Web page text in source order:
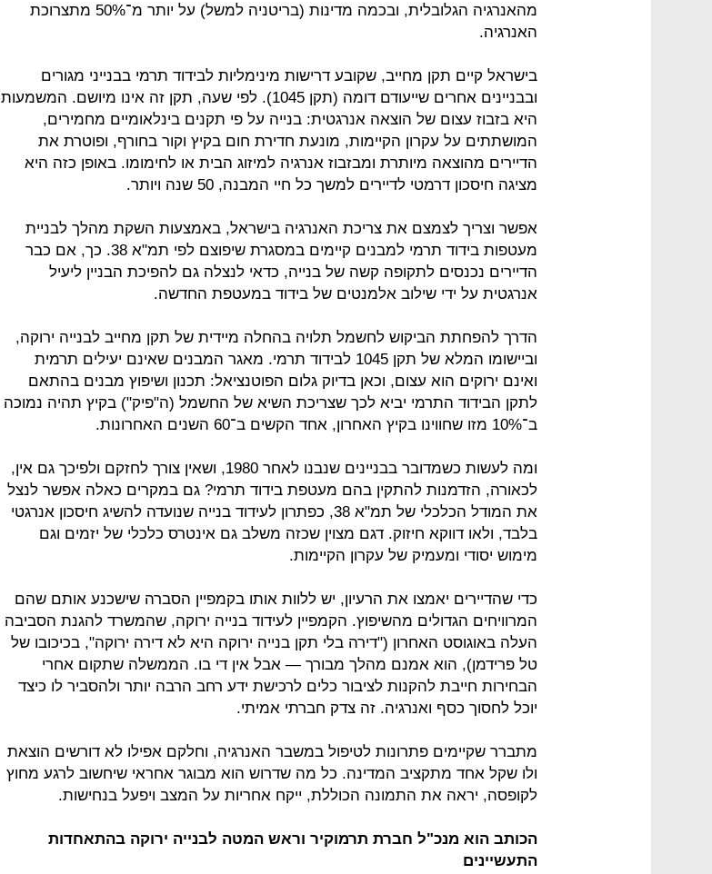
מהאנרגיה הגלובלית, ובכמה מדינות (בריטניה למשל) על יותר מ־50% מתצרוכת
האנרגיה.
בישראל קיים תקן מחייב, שקובע דרישות מינימליות לבידוד תרמי בבנייני מגורים
ובבניינים אחרים שייעודם דומה (תקן 1045). לפי שעה, תקן זה אינו מיושם. המשמעות
היא בזבוז עצום של הוצאה אנרגטית: בנייה על פי תקנים בינלאומיים מחמירים,
המושתתים על עקרון הקיימות, מונעת חדירת חום בקיץ וקור בחורף, ופוטרת את
הדיירים מהוצאה מיותרת ומבזבוז אנרגיה למיזוג הבית או לחימומו. באופן כזה היא
מציגה חיסכון דרמטי לדיירים למשך כל חיי המבנה, 50 שנה ויותר.
אפשר וצריך לצמצם את צריכת האנרגיה בישראל, באמצעות השקת מהלך לבניית
מעטפות בידוד תרמי למבנים קיימים במסגרת שיפוצם לפי תמ"א 38. כך, אם כבר
הדיירים נכנסים לתקופה קשה של בנייה, כדאי לנצלה גם להפיכת הבניין ליעיל
אנרגטית על ידי שילוב אלמנטים של בידוד במעטפת החדשה.
הדרך להפחתת הביקוש לחשמל תלויה בהחלה מיידית של תקן מחייב לבנייה ירוקה,
וביישומו המלא של תקן 1045 לבידוד תרמי. מאגר המבנים שאינם יעילים תרמית
ואינם ירוקים הוא עצום, וכאן בדיוק גלום הפוטנציאל: תכנון ושיפוץ מבנים בהתאם
לתקן הבידוד התרמי יביא לכך שצריכת השיא של החשמל (ה"פיק") בקיץ תהיה נמוכה
ב־10% מזו שחווינו בקיץ האחרון, אחד הקשים ב־60 השנים האחרונות.
ומה לעשות כשמדובר בבניינים שנבנו לאחר 1980, ושאין צורך לחזקם ולפיכך גם אין,
לכאורה, הזדמנות להתקין בהם מעטפת בידוד תרמי? גם במקרים כאלה אפשר לנצל
את המודל הכלכלי של תמ"א 38, כפתרון לעידוד בנייה שנועדה להשיג חיסכון אנרגטי
בלבד, ולאו דווקא חיזוק. דגם מצוין שכזה משלב גם אינטרס כלכלי של יזמים וגם
מימוש יסודי ומעמיק של עקרון הקיימות.
כדי שהדיירים יאמצו את הרעיון, יש ללוות אותו בקמפיין הסברה שישכנע אותם שהם
המרוויחים הגדולים מהשיפוץ. הקמפיין לעידוד בנייה ירוקה, שהמשרד להגנת הסביבה
העלה באוגוסט האחרון ("דירה בלי תקן בנייה ירוקה היא לא דירה ירוקה", בכיכובו של
טל פרידמן), הוא אמנם מהלך מבורך — אבל אין די בו. הממשלה שתקום אחרי
הבחירות חייבת להקנות לציבור כלים לרכישת ידע רחב הרבה יותר ולהסביר לו כיצד
יוכל לחסוך כסף ואנרגיה. זה צדק חברתי אמיתי.
מתברר שקיימים פתרונות לטיפול במשבר האנרגיה, וחלקם אפילו לא דורשים הוצאת
ולו שקל אחד מתקציב המדינה. כל מה שדרוש הוא מבוגר אחראי שיחשוב לרגע מחוץ
לקופסה, יראה את התמונה הכוללת, ייקח אחריות על המצב ויפעל בנחישות.
הכותב הוא מנכ"ל חברת תרמוקיר וראש המטה לבנייה ירוקה בהתאחדות
התעשיינים